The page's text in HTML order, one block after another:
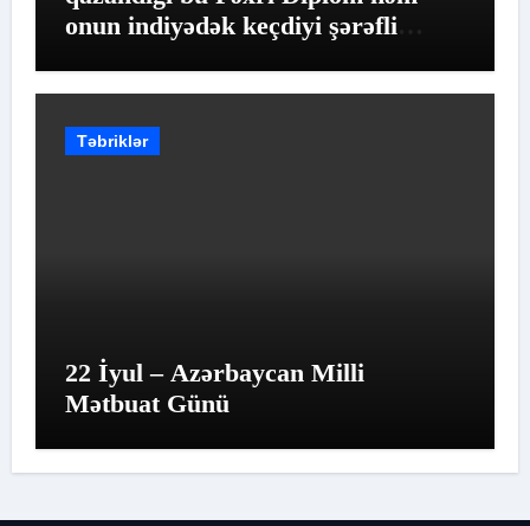
onun indiyədək keçdiyi şərəfli
Təbriklər
22 İyul – Azərbaycan Milli
Mətbuat Günü